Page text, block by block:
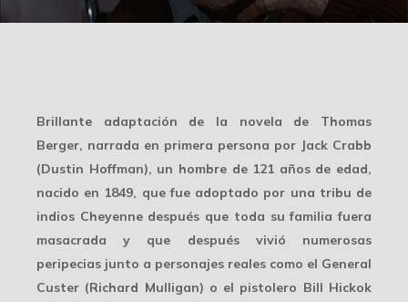
Brillante adaptación de la novela de Thomas
Berger, narrada en primera persona por Jack Crabb
(Dustin Hoffman), un hombre de 121 años de edad,
nacido en 1849, que fue adoptado por una tribu de
indios Cheyenne después que toda su familia fuera
masacrada y que después vivió numerosas
peripecias junto a personajes reales como el General
Custer (Richard Mulligan) o el pistolero Bill Hickok